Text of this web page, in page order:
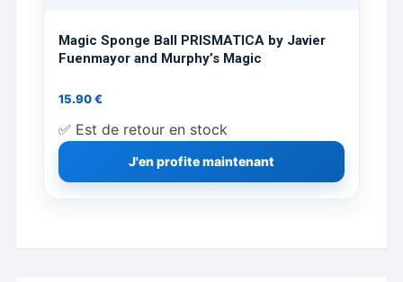
Magic Sponge Ball PRISMATICA by Javier
Fuenmayor and Murphy’s Magic
15.90€
✅ Est de retour en stock
J'en profite maintenant